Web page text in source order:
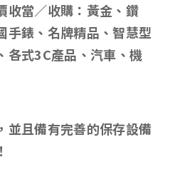
收當／收購：黃金、鑽
手錶、名牌精品、智慧型
各式3C產品、汽車、機
並且備有完善的保存設備